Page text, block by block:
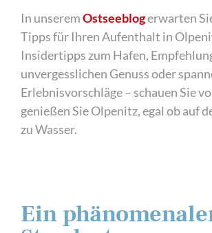
In unseremOstseeblogerwarten
Tipps für Ihren Aufenthalt in
Insidertipps zum Hafen,
unvergesslichen Genuss oder
Erlebnisvorschläge – schauen Sie
genießen Sie Olpenitz, egal ob auf
zu Wasser.
Ein